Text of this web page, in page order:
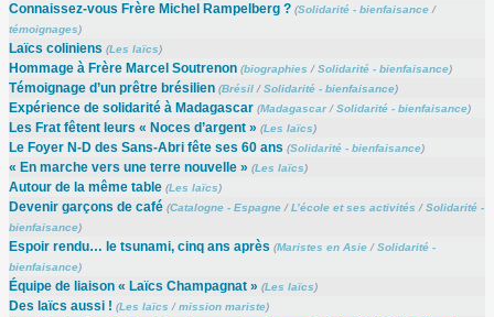
Connaissez-vous Frère Michel Rampelberg ? (Solidarité - bienfaisance/
témoignages)
Laïcs coliniens (Les laïcs)
Hommage à Frère Marcel Soutrenon (biographies /Solidarité - bienfaisance)
Témoignage d’un prêtre brésilien (Brésil/Solidarité - bienfaisance)
Expérience de solidarité à Madagascar (Madagascar/Solidarité - bienfaisance)
Les Frat fêtent leurs « Noces d’argent » (Les laïcs)
Le Foyer N-D des Sans-Abri fête ses 60 ans (Solidarité - bienfaisance)
« En marche vers une terre nouvelle » (Les laïcs)
Autour de la même table (Les laïcs)
Devenir garçons de café (Catalogne - Espagne/L’école et ses activités /Solidarité -
bienfaisance)
Espoir rendu… le tsunami, cinq ans après (Maristes en Asie/Solidarité -
bienfaisance)
Équipe de liaison « Laïcs Champagnat » (Les laïcs)
Des laïcs aussi ! (Les laïcs /mission mariste)